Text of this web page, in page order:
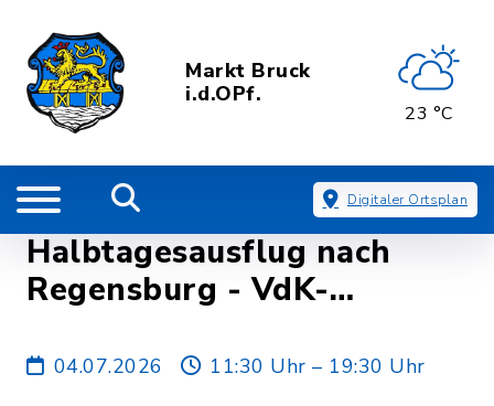
Markt Bruck
i.d.OPf.
23 °C
Digitaler Ortsplan
Halbtagesausflug nach
Regensburg - VdK-
04.07.2026 11:30 Uhr – 19:30 Uhr